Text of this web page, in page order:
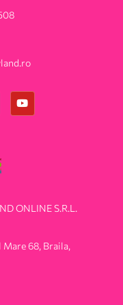
ONLINE S.R.L.
Mare 68, Braila,